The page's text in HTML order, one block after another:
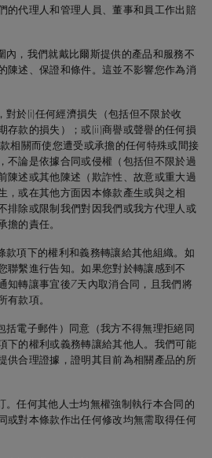
的代理人和管理人員、董事和員工作出賠
內，我們就戴比爾斯提供的產品和服務不
陳述、保證和條件。這並不影響您作為消
於(i)任何經濟損失（包括但不限於收
存款的損失）；或(ii)商譽或聲譽的任何損
相關而使您遭受或承擔的任何特殊或間接
不論是依據合同或侵權（包括但不限於過
陳述或其他陳述（欺詐性、故意或重大過
，或在其他方面因本條款產生或與之相
排除或限制我們對因我們或我方代理人或
擔的責任。
款項下的權利和義務轉讓給其他組織。如
聯繫進行告知。如果您對於轉讓感到不
知轉讓事宜後7天內取消合同，且我們將
有款項。
括電子郵件）同意（我方不得無理拒絕同
下的權利或義務轉讓給其他人。我們可能
供合理證據，證明其目前為相關產品的所
。任何其他人士均無權強制執行本合同的
或對本條款作出任何修改均無需取得任何